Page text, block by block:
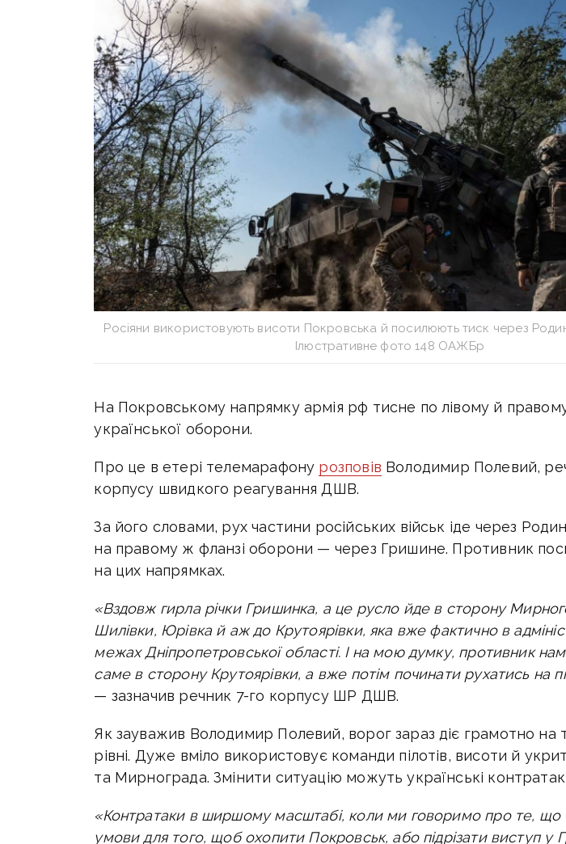
Росіяни використовують висоти Покровська й посилюють тиск через
Ілюстративне фото 148 ОАЖБр
На Покровському напрямку армія рф тисне по лівому й
української оборони.
Про це в етері телемарафону розповів Володимир Полевий,
корпусу швидкого реагування ДШВ.
За його словами, рух частини російських військ іде через
на правому ж фланзі оборони — через Гришине. Противник
на цих напрямках.
«Вздовж гирла річки Гришинка, а це русло йде в сторону
Шилівки, Юрівка й аж до Крутоярівки, яка вже фактично в
межах Дніпропетровської області. І на мою думку, противник
саме в сторону Крутоярівки, а вже потім починати рухатись на
— зазначив речник 7-го корпусу ШР ДШВ.
Як зауважив Володимир Полевий, ворог зараз діє грамотно на
рівні. Дуже вміло використовує команди пілотів, висоти й
та Мирнограда. Змінити ситуацію можуть українські
«Контратаки в ширшому масштабі, коли ми говоримо про те, що
умови для того, щоб охопити Покровськ, або підрізати виступ у